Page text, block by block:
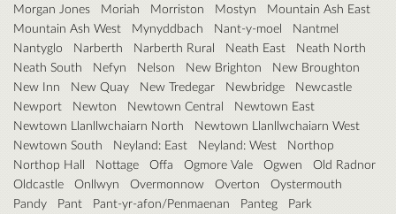
Morgan Jones
Moriah Morriston Mostyn
Mountain Ash East
Mountain Ash West
Mynyddbach Nant-y-moel
Nantmel
Nantyglo
Narberth Narberth Rural Neath East
Neath North
Neath South
Nefyn Nelson New Brighton
New Broughton
New Inn
New Quay New Tredegar Newbridge
Newcastle
Newport
Newton Newtown Central
Newtown East
Newtown Llanllwchaiarn North
Newtown Llanllwchaiarn West
Newtown South
Neyland: East Neyland: West
Northop
Northop Hall
Nottage Offa Ogmore Vale Ogwen
Old Radnor
Oldcastle
Onllwyn Overmonnow Overton
Oystermouth
Pandy
Pant Pant-yr-afon/Penmaenan Panteg
Park